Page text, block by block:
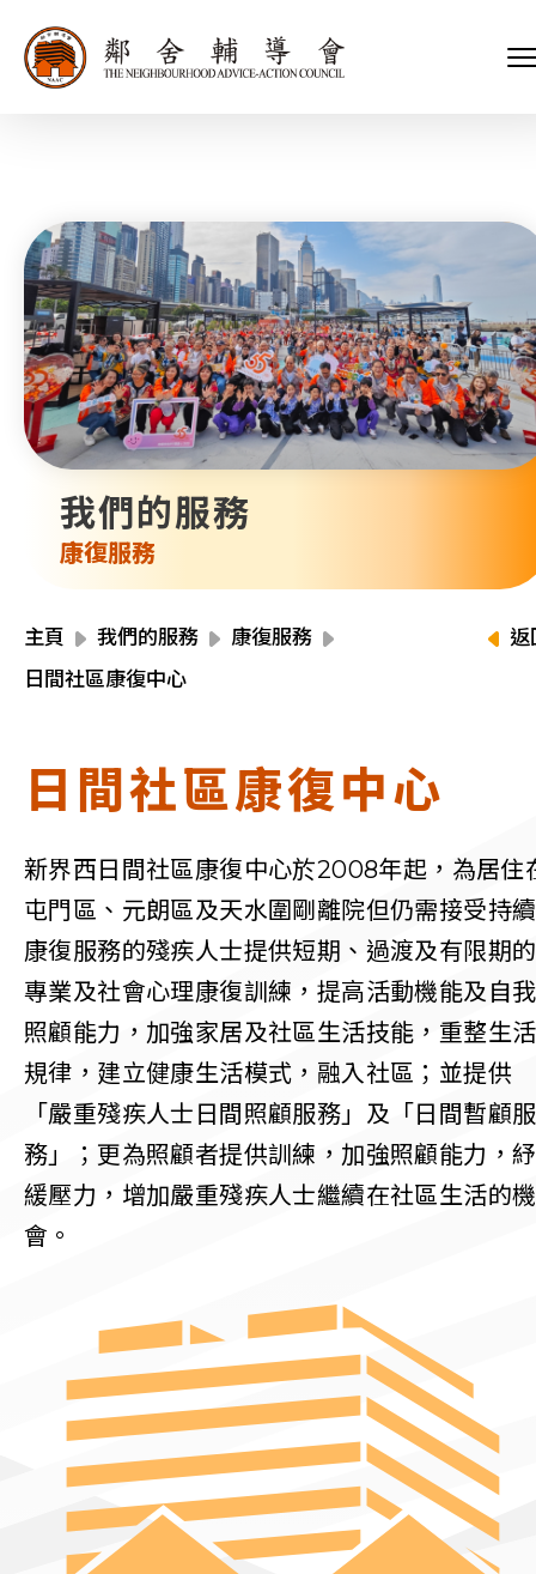
我們的服務
康復服務
主頁 我們的服務
康復服務
日間社區康復中心
返
日間社區康復中心
新界西日間社區康復中心於2008年起，為居住
屯門區、元朗區及天水圍剛離院但仍需接受持續
康復服務的殘疾人士提供短期、過渡及有限期的
專業及社會心理康復訓練，提高活動機能及自我
照顧能力，加強家居及社區生活技能，重整生活
規律，建立健康生活模式，融入社區；並提供
「嚴重殘疾人士日間照顧服務」及「日間暫顧服
務」；更為照顧者提供訓練，加強照顧能力，紓
緩壓力，增加嚴重殘疾人士繼續在社區生活的機
會。
會長、副會長
執行委員會及總幹事
招標項目
關於我們
家庭及兒童福利服務
青少年服務
內地服務
教育服務
醫療衞生服務
社會企業
我們的服務
我們的夥伴
捐款方法
支持我們
新聞稿及媒體報導
會訊及刊物
活動報名
聯絡我們
同為世界添笑臉
曲/編曲：郭蓋愆 監製：譚子舜